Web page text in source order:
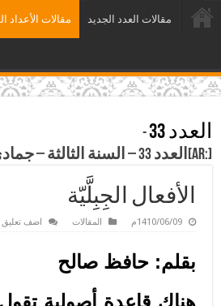
مقالات العدد الجديد مقالات الأعداد
العدد 33
-
[:ar]العدد 33 – السنة الثالثة – جمادى الآخر 1410 هـ الموافق كانون الثاني 1990م[:]
الأفعال الجِبِلَّيّة
1410/06/09م المقالات اضف تعليق
بقلم: حافظ صالح
هناك قاعدة أصولية